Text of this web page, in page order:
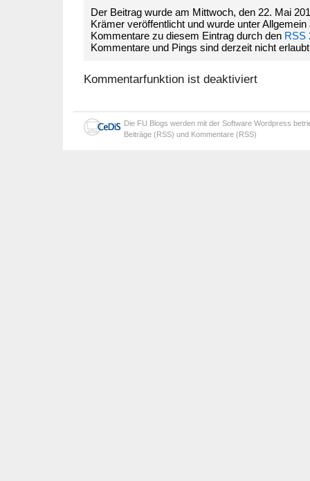
Der Beitrag wurde am Mittwoch, den 22. Mai
Krämer veröffentlicht und wurde unter
Kommentare zu diesem Eintrag durch den RSS
Kommentare und Pings sind derzeit nicht
Kommentarfunktion ist deaktiviert
Die FU Blogs werden mit der Software Wordpress
Beiträge (RSS) und Kommentare (RSS)